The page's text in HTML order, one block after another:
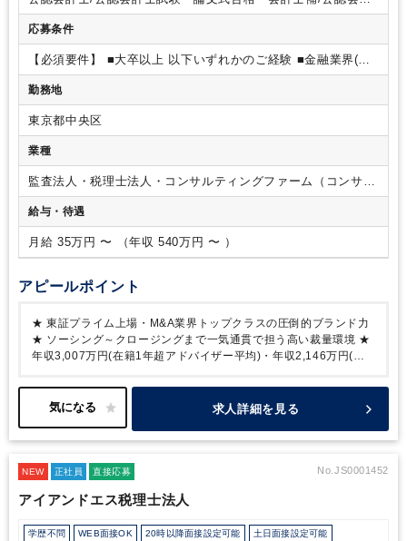
M&Aのすべての工程を1人のアドバイザーで対応しています。
譲渡企業、譲受企業の双方をソーシングいたしますので、ご提
案の幅は無限大といっても過言ではありません。成長戦略／事
業承継などM&Aで生み出せる価値は、一人ひとりのアドバイザ
ーの裁量に委ねられています。
士試験 短答式合格/税理士/税理士 シングルマスター/税理
士 ダブルマスター/USCPA/USCPA 科目合格/日商簿記 １
格/MBA/中小企業診断士
応募条件
【必須要件】 ■大卒以上 以下いずれかのご経験 ■金融業界(銀
行・証券・保険等)の営業経験(1年以上)で成績TOP10%程度■
公認会計士／弁護士 資格保有で営業志向のある方
器メーカー・ハウスメーカー
険・損害保険
・ディベロッパー・SaaS営業・コンサルティング業界
・投資用不動産
勤務地
東京都中央区
業種
監査法人・税理士法人・コンサルティングファーム（コンサル
ティングファーム・シンクタンク）
給与・待遇
月給 35万円 〜 （年収 540万円 〜 ）
アピールポイント
★ 東証プライム上場・M&A業界トップクラスの圧倒的ブランド力
★ ソーシング～クロージングまで一気通貫で担う高い裁量環境 ★
年収3,007万円(在籍1年超アドバイザー平均)・年収2,146万円(在
集うハイレベルな成長環境★ 成長戦略・事業承継など社会的意義
の高いM&Aに携われる
求人詳細を見る
NEW 正社員 直接応募 No.JS0001452
アイアンドエス税理士法人
学歴不問 WEB面接OK 20時以降面接設定可能 土日面接設定可能